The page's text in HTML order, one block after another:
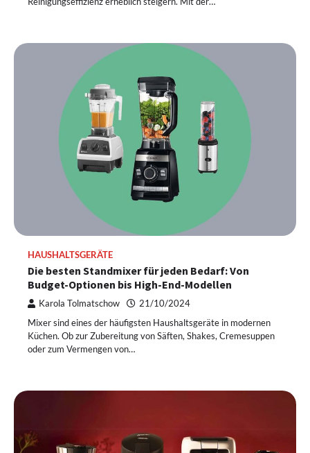
HAUSHALTSGERÄTE
Die besten Standmixer für jeden Bedarf: Von
Budget-Optionen bis High-End-Modellen
Karola Tolmatschow 21/10/2024
Mixer sind eines der häufigsten Haushaltsgeräte in modernen
Küchen. Ob zur Zubereitung von Säften, Shakes, Cremesuppen
oder zum Vermengen von…